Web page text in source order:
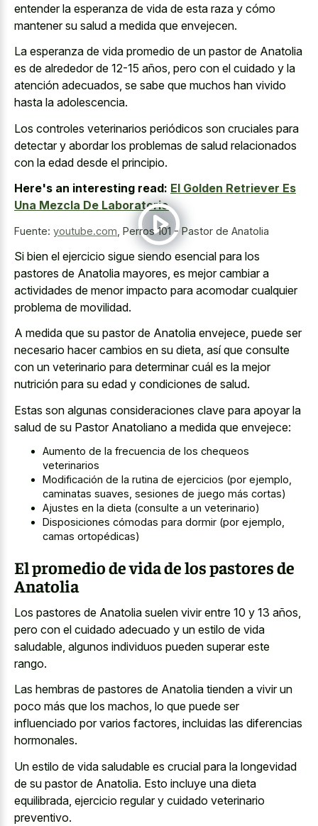
entender la esperanza de vida de esta raza y cómo
mantener su salud a medida que envejecen.
La esperanza de vida promedio de un pastor de Anatolia
es de alrededor de 12-15 años, pero con el cuidado y la
atención adecuados, se sabe que muchos han vivido
hasta la adolescencia.
Los controles veterinarios periódicos son cruciales para
detectar y abordar los problemas de salud relacionados
con la edad desde el principio.
Here's an interesting read: El Golden Retriever Es
Una Mezcla De Laboratorio.
Fuente: youtube.com Perros 101 - Pastor de Anatolia
Si bien el ejercicio sigue siendo esencial para los
pastores de Anatolia mayores, es mejor cambiar a
actividades de menor impacto para acomodar cualquier
problema de movilidad.
A medida que su pastor de Anatolia envejece, puede ser
necesario hacer cambios en su dieta, así que consulte
con un veterinario para determinar cuál es la mejor
nutrición para su edad y condiciones de salud.
Estas son algunas consideraciones clave para apoyar la
salud de su Pastor Anatoliano a medida que envejece:
Aumento de la frecuencia de los chequeos
veterinarios
Modificación de la rutina de ejercicios (por ejemplo,
caminatas suaves, sesiones de juego más cortas)
Ajustes en la dieta (consulte a un veterinario)
Disposiciones cómodas para dormir (por ejemplo,
camas ortopédicas)
El promedio de vida de los pastores de
Anatolia
Los pastores de Anatolia suelen vivir entre 10 y 13 años,
pero con el cuidado adecuado y un estilo de vida
saludable, algunos individuos pueden superar este
rango.
Las hembras de pastores de Anatolia tienden a vivir un
poco más que los machos, lo que puede ser
influenciado por varios factores, incluidas las diferencias
hormonales.
Un estilo de vida saludable es crucial para la longevidad
de su pastor de Anatolia. Esto incluye una dieta
equilibrada, ejercicio regular y cuidado veterinario
preventivo.